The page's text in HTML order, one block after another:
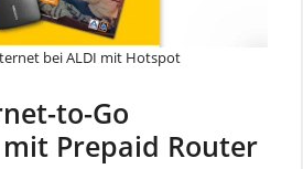
bei ALDI mit Hotspot
to-Go
Prepaid Router